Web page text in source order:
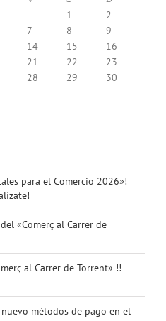
1
2
7 8
9
14 15
16
21 22
23
28 29
30
para el Comercio 2026»!
«Comerç al Carrer de
al Carrer de Torrent» !!
métodos de pago en el